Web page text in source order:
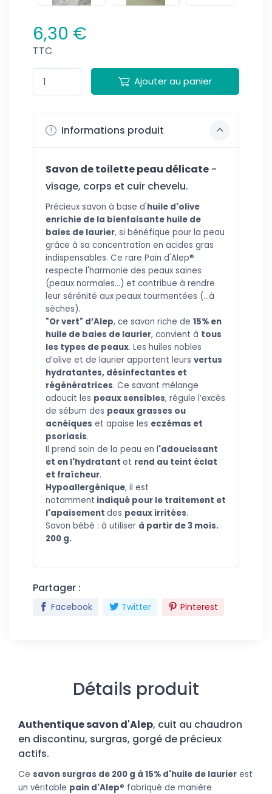
6,30 €
TTC
Ajouter au panier
Informations produit
Savon de toilette peau délicate -
visage, corps et cuir chevelu.
Précieux savon à base d'huile d'olive
enrichie de la bienfaisante huile de
baies de laurier, si bénéfique pour la peau
grâce à sa concentration en acides gras
indispensables. Ce rare Pain d'Alep®
respecte l'harmonie des peaux saines
(peaux normales...) et contribue à rendre
leur sérénité aux peaux tourmentées (...à
sèches).
"Or vert" d’Alep, ce savon riche de 15% en
huile de baies de laurier, convient à tous
les types de peaux. Les huiles nobles
d’olive et de laurier apportent leurs vertus
hydratantes, désinfectantes et
régénératrices. Ce savant mélange
adoucit les peaux sensibles, régule l’excès
de sébum des peaux grasses ou
acnéiques et apaise les eczémas et
psoriasis.
Il prend soin de la peau en l'adoucissant
et en l'hydratant et rend au teint éclat
et fraîcheur.
Hypoallergénique, il est
notamment indiqué pour le traitement et
l'apaisement des peaux irritées.
Savon bébé : à utiliser à partir de 3 mois.
200 g.
Partager :
Facebook Twitter Pinterest
Détails produit
Authentique savon d'Alep, cuit au chaudron
en discontinu, surgras, gorgé de précieux
actifs.
Ce savon surgras de 200 g à 15% d'huile de laurier est
un véritable pain d'Alep® fabriqué de manière